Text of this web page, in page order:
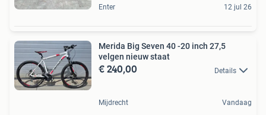
Enter 12 jul 26
Merida Big Seven 40 -20 inch 27,5
velgen nieuw staat
€ 240,00 Details
Mijdrecht Vandaag